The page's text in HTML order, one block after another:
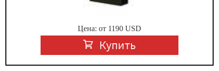
Цена: от 1190 USD
Купить